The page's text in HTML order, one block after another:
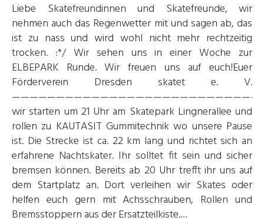
Liebe Skatefreundinnen und Skatefreunde, wir
nehmen auch das Regenwetter mit und sagen ab, das
ist zu nass und wird wohl nicht mehr rechtzeitig
trocken. :*/ Wir sehen uns in einer Woche zur
ELBEPARK Runde. Wir freuen uns auf euch!Euer
Förderverein Dresden skatet e. V.
wir starten um 21 Uhr am Skatepark Lingnerallee und
rollen zu KAUTASIT Gummitechnik wo unsere Pause
ist. Die Strecke ist ca. 22 km lang und richtet sich an
erfahrene Nachtskater. Ihr solltet fit sein und sicher
bremsen können. Bereits ab 20 Uhr trefft ihr uns auf
dem Startplatz an. Dort verleihen wir Skates oder
helfen euch gern mit Achsschrauben, Rollen und
Bremsstoppern aus der Ersatzteilkiste.…